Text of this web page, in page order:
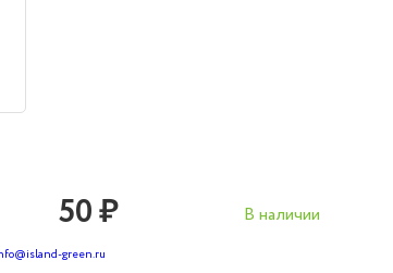
50 ₽ В наличии
green.ru